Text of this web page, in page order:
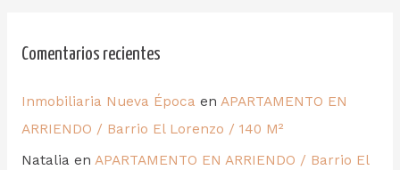
Comentarios recientes
Inmobiliaria Nueva Época en APARTAMENTO EN
ARRIENDO / Barrio El Lorenzo / 140 M²
Nataliaen APARTAMENTO EN ARRIENDO / Barrio El